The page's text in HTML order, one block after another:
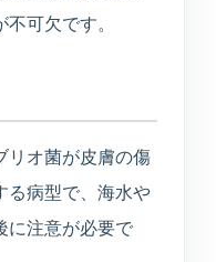
可欠です。
リオ菌が皮膚の傷
る病型で、海水や
に注意が必要で